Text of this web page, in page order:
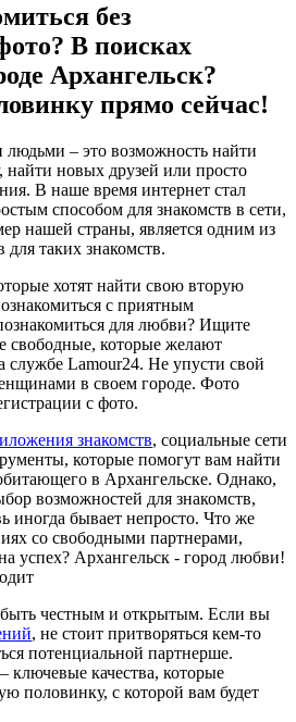
без
В поисках
Архангельск?
прямо сейчас!
людьми – это возможность найти
новых друзей или просто
В наше время интернет стал
способом для знакомств в сети,
нашей страны, является одним из
таких знакомств.
хотят найти свою вторую
с приятным
для любви? Ищите
свободные, которые желают
службе Lamour24. Не упусти свой
в своем городе. Фото
с фото.
знакомств, социальные сети
которые помогут вам найти
в Архангельске. Однако,
возможностей для знакомств,
иногда бывает непросто. Что же
со свободными партнерами,
успех? Архангельск - город любви!
честным и открытым. Если вы
, не стоит притворяться кем-то
потенциальной партнерше.
ключевые качества, которые
половинку, с которой вам будет